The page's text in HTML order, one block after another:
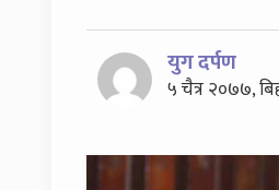
युग दर्पण
५ चैत्र २०७७,